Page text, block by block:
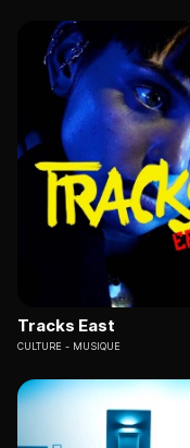
Tracks East
CULTURE MUSIQUE